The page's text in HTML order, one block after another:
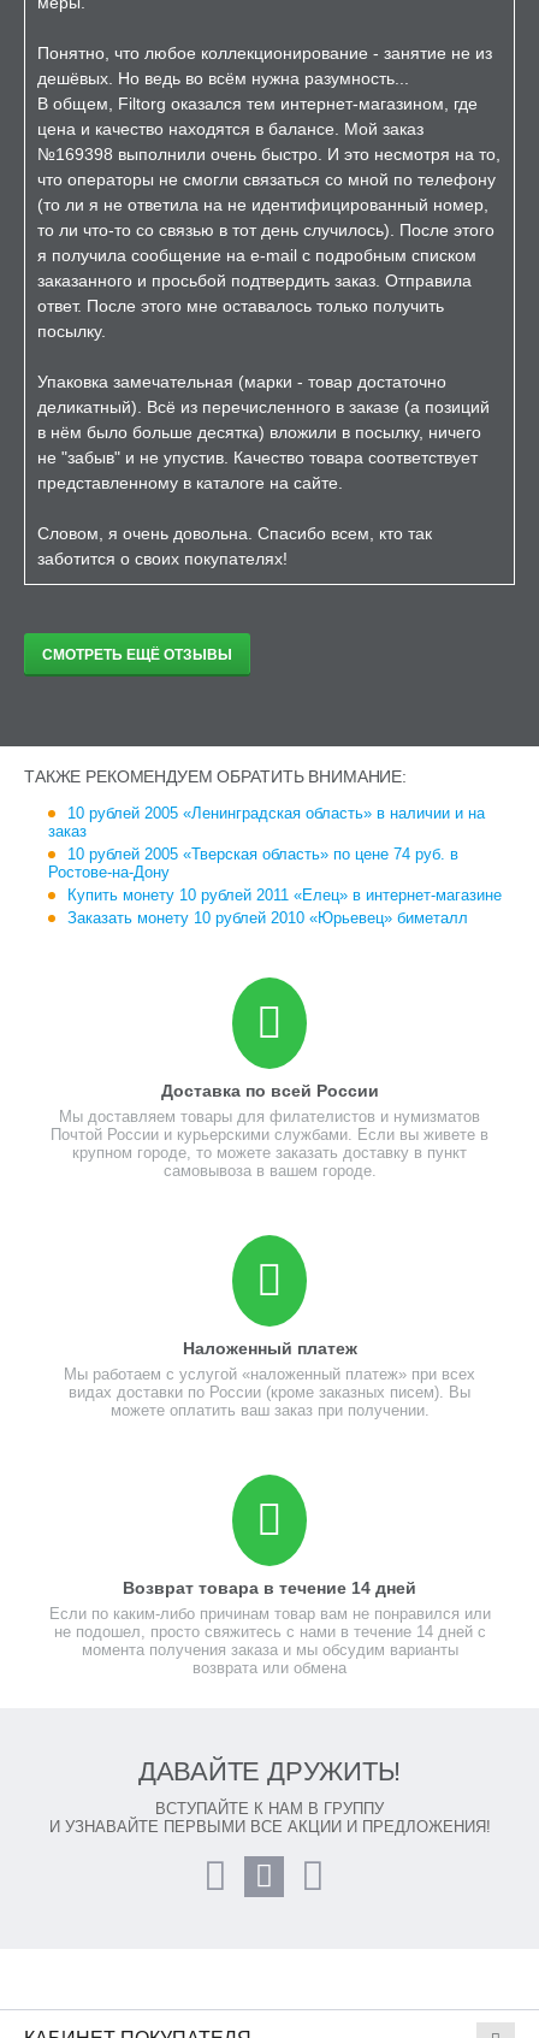
Понятно, что любое коллекционирование - занятие не из
дешёвых. Но ведь во всём нужна разумность...
В общем, Filtorg оказался тем интернет-магазином, где
цена и качество находятся в балансе. Мой заказ
№169398 выполнили очень быстро. И это несмотря на то,
что операторы не смогли связаться со мной по телефону
(то ли я не ответила на не идентифицированный номер,
то ли что-то со связью в тот день случилось). После этого
я получила сообщение на e-mail с подробным списком
заказанного и просьбой подтвердить заказ. Отправила
ответ. После этого мне оставалось только получить
посылку.
Упаковка замечательная (марки - товар достаточно
деликатный). Всё из перечисленного в заказе (а позиций
в нём было больше десятка) вложили в посылку, ничего
не "забыв" и не упустив. Качество товара соответствует
представленному в каталоге на сайте.
Словом, я очень довольна. Спасибо всем, кто так
заботится о своих покупателях!
СМОТРЕТЬ ЕЩЁ ОТЗЫВЫ
ТАКЖЕ РЕКОМЕНДУЕМ ОБРАТИТЬ ВНИМАНИЕ:
10 рублей 2005 «Ленинградская область» в наличии и на
заказ
10 рублей 2005 «Тверская область» по цене 74 руб. в
Ростове-на-Дону
Купить монету 10 рублей 2011 «Елец» в интернет-магазине
Заказать монету 10 рублей 2010 «Юрьевец» биметалл
Доставка по всей России
Мы доставляем товары для филателистов и нумизматов
Почтой России и курьерскими службами. Если вы живете в
крупном городе, то можете заказать доставку в пункт
самовывоза в вашем городе.
Наложенный платеж
Мы работаем с услугой «наложенный платеж» при всех
видах доставки по России (кроме заказных писем). Вы
можете оплатить ваш заказ при получении.
Возврат товара в течение 14 дней
Если по каким-либо причинам товар вам не понравился или
не подошел, просто свяжитесь с нами в течение 14 дней с
момента получения заказа и мы обсудим варианты
возврата или обмена
ДАВАЙТЕ ДРУЖИТЬ!
ВСТУПАЙТЕ К НАМ В ГРУППУ
И УЗНАВАЙТЕ ПЕРВЫМИ ВСЕ АКЦИИ И ПРЕДЛОЖЕНИЯ!